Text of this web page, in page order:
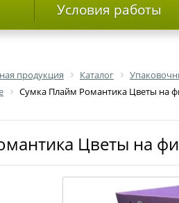
Условия работы
продукция Каталог
Сумка Плайм Романтика Цветы на
Цветы на